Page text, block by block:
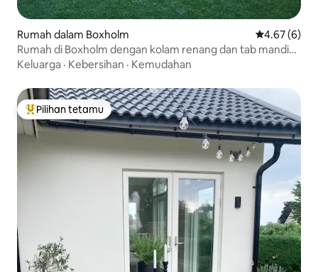
Rumah dalam Boxholm Penarafan
4.67 (6)
Rumah di Boxholm dengan kolam renang dan tab mandi
air panas yang dipanaskan.
Keluarga · Kebersihan · Kemudahan
Pilihan utama tetamu
Pilihan tetamu